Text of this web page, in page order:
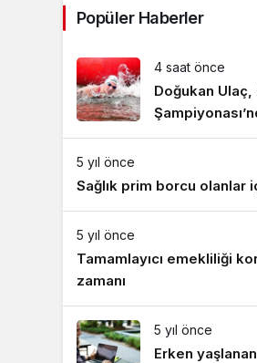
Gündüz
Popüler Haberler
4 saat önce
Doğukan Ulaç,
Takımı ile
5 yıl önce
Sağlık prim borcu olanlar
5 yıl önce
Tamamlayıcı emekliliği
zamanı
5 yıl önce
Erken